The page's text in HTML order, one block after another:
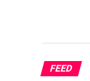
FEED